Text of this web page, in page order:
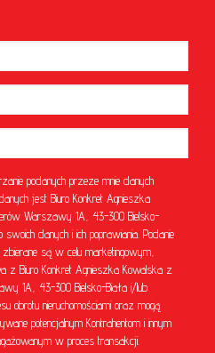
podanych przeze mnie danych
jest Biuro Konkret Agnieszka
Warszawy 1A, 43-300 Bielsko-
danych i ich poprawiania. Podanie
są w celu marketingowym,
z Biuro Konkret Agnieszka Kowalska z
1A, 43-300 Bielsko-Biała i/lub
obrotu nieruchomościami oraz mogą
potencjalnym Kontrahentom i innym
w proces transakcji.